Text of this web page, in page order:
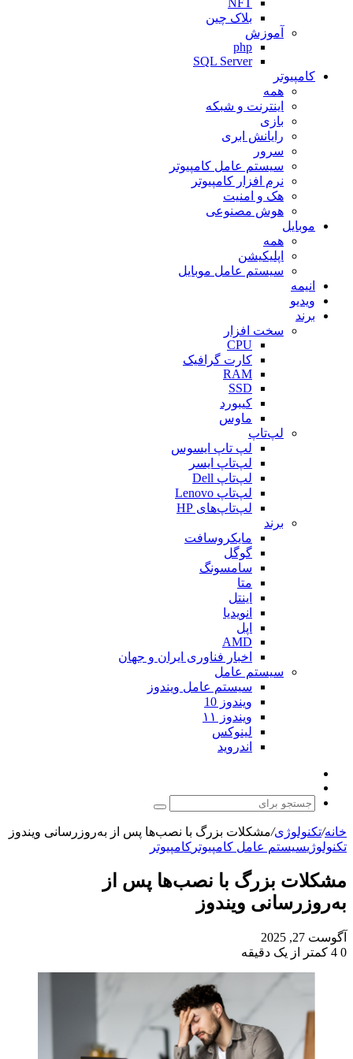
NFT
بلاک چین
آموزش
php
SQL Server
کامپیوتر
همه
اینترنت و شبکه
بازی
رایانش ابری
سرور
سیستم عامل کامپیوتر
نرم افزار کامپیوتر
هک و امنیت
هوش مصنوعی
موبایل
همه
اپلیکیشن
سیستم عامل موبایل
انیمه
ویدیو
برند
سخت افزار
CPU
کارت گرافیک
RAM
SSD
کیبورد
ماوس
لپ‌تاپ
لپ تاپ ایسوس
لپ‌تاپ ایسر
لپ‌تاپ Dell
لپ‌تاپ Lenovo
لپ‌تاپ‌های HP
برند
مایکروسافت
گوگل
سامسونگ
متا
اینتل
انویدیا
اپل
AMD
اخبار فناوری ایران و جهان
سیستم عامل
سیستم عامل ویندوز
ویندوز 10
ویندوز ۱۱
لینوکس
اندروید
پوسته
جستجو
برای
خانه/تکنولوژی/مشکلات بزرگ با نصب‌ها پس از به‌روزرسانی ویندوز
تکنولوژیسیستم عامل کامپیوتر کامپیوتر
مشکلات بزرگ با نصب‌ها پس از
به‌روزرسانی ویندوز
آگوست 27, 2025
0
کمتر از یک دقیقه